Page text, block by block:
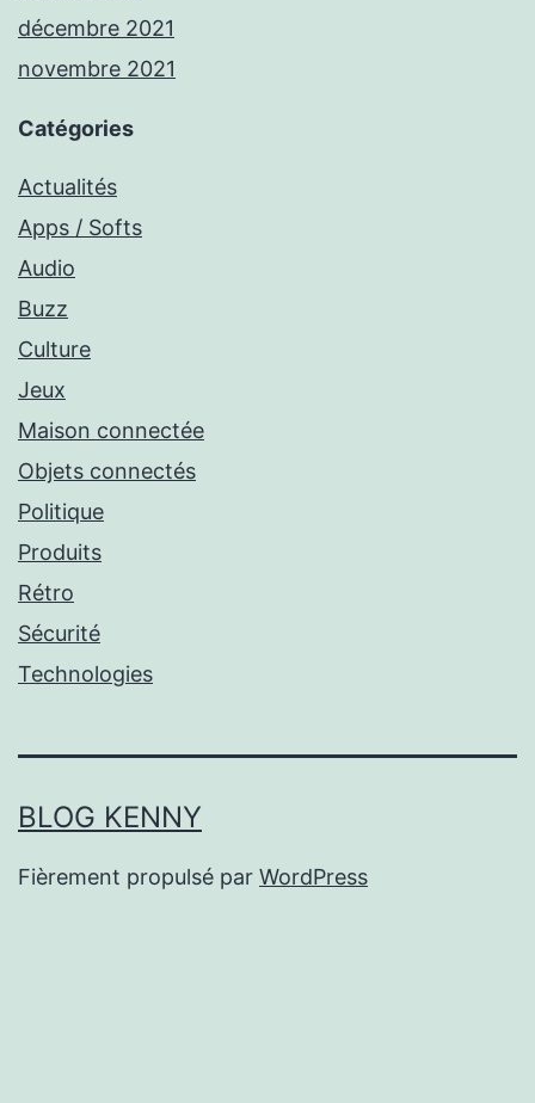
décembre 2021
novembre 2021
Catégories
Actualités
Apps / Softs
Audio
Buzz
Culture
Jeux
Maison connectée
Objets connectés
Politique
Produits
Rétro
Sécurité
Technologies
BLOG KENNY
Fièrement propulsé par WordPress